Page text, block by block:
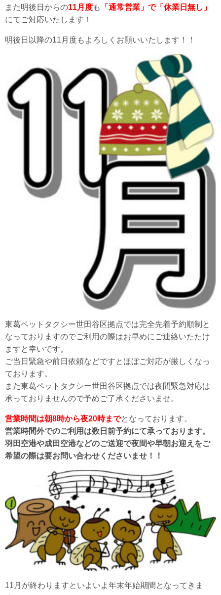
また明後日からの11月度も
「通常営業」で「休業日無し」
にてご対応いたします！
明後日以降の11月度もよろしくお願いいたします！！
東葛ペットタクシー世田谷区拠点では完全先着予約順制と
なっておりますのでご利用の際はお早めにご連絡いたたけ
ますと幸いです。
ご当日緊急や前日依頼などですとほぼご対応が厳しくなっ
ております。
また東葛ペットタクシー世田谷区拠点では夜間緊急対応は
承っておりませんので予めご了承くださいませ。
営業時間は朝8時から夜20時までとなっております。
営業時間外でのご利用は数日前予約にて承っております。
羽田空港や成田空港などのご送迎で夜間や早朝お迎えをご
希望の際は要お問い合わせくださいませ！！
11月が終わりますといよいよ年末年始期間となってきま